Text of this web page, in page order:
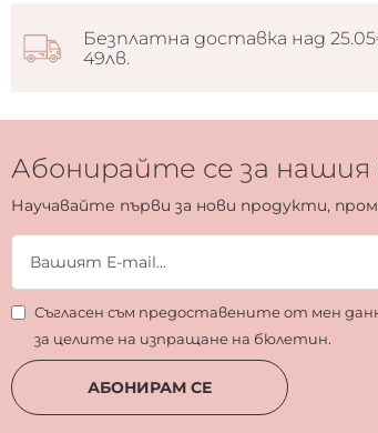
Безплатна доставка над
49лв.
Абонирайте се за
Научавайте първи за нови продукти,
Съгласен съм предоставените от мен
за целите на изпращане на бюлетин.
АБОНИРАМ СЕ